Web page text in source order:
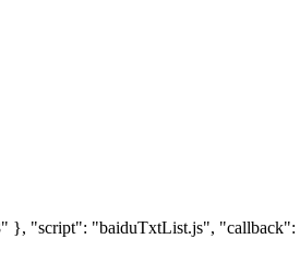
}, "script": "baiduTxtList.js",